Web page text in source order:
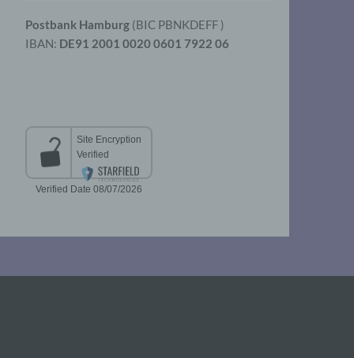
Postbank Hamburg (BIC PBNKDEFF )
IBAN: DE91 2001 0020 0601 7922 06